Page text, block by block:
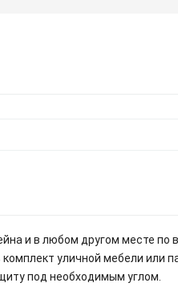
и в любом другом месте по
уличной мебели или
под необходимым углом.